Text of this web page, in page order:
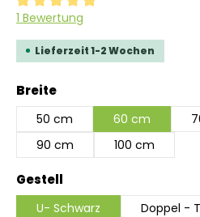
Durchschnittliche Bewertung
1 Bewertung
Lieferzeit 1-2 Wochen
Breiteauswählen
50 cm 60 cm
90 cm
100 cm
Gestell
U- Schwarz
Doppel -